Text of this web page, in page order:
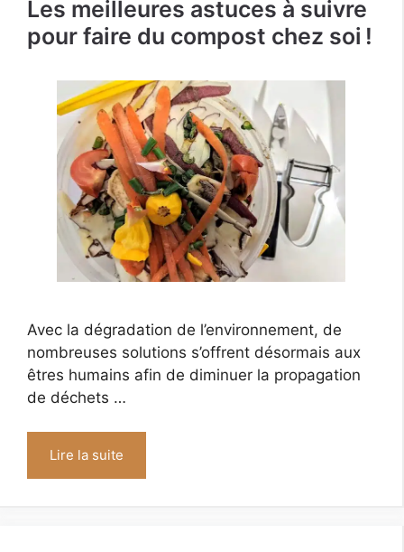
Les meilleures astuces à suivre
pour faire du compost chez soi !
Avec la dégradation de l’environnement, de
nombreuses solutions s’offrent désormais aux
êtres humains afin de diminuer la propagation
de déchets …
Lire la suite